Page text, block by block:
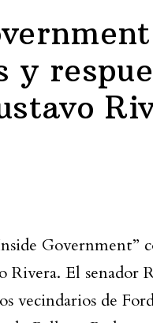
y
Government”
Rivera. El senador
vecindarios de